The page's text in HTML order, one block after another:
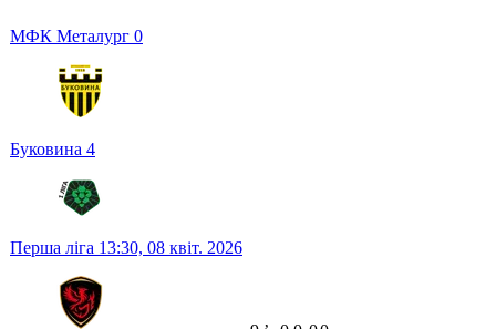
МФК Металург 0
Буковина 4
Перша ліга 13:30, 08 квіт. 2026